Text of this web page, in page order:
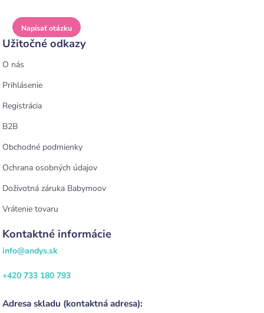
Napísať otázku
Užitočné odkazy
O nás
Prihlásenie
Registrácia
B2B
Obchodné podmienky
Ochrana osobných údajov
Doživotná záruka Babymoov
Vrátenie tovaru
Kontaktné informácie
info@andys.sk
+420 733 180 793
Adresa skladu (kontaktná adresa):